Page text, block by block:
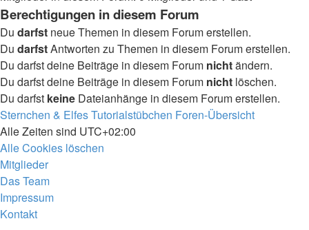
Berechtigungen in diesem Forum
Du darfst neue Themen in diesem Forum erstellen.
Du darfstAntworten zu Themen in diesem Forum erstellen.
Du darfst deine Beiträge in diesem Forum nichtändern.
Du darfst deine Beiträge in diesem Forum nicht löschen.
Du darfst keine Dateianhänge in diesem Forum erstellen.
Sternchen & Elfes Tutorialstübchen Foren-Übersicht
Alle Zeiten sind UTC+02:00
Alle Cookies löschen
Mitglieder
Das Team
Impressum
Kontakt